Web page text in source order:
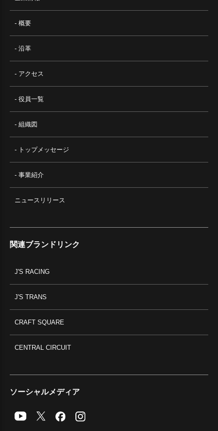
- 概要
- 沿革
- アクセス
- 役員一覧
- 組織図
- トップメッセージ
- 事業紹介
ニュースリリース
関連ブランドリンク
J'S RACING
J'S TRANS
CRAFT SQUARE
CENTRAL CIRCUIT
ソーシャルメディア